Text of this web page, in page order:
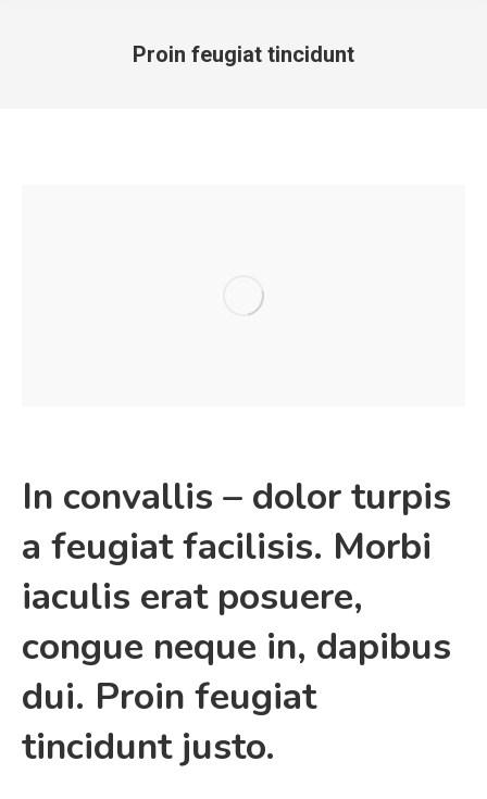
Proin feugiat tincidunt
In convallis – dolor turpis
a feugiat facilisis. Morbi
iaculis erat posuere,
congue neque in, dapibus
dui. Proin feugiat
tincidunt justo.